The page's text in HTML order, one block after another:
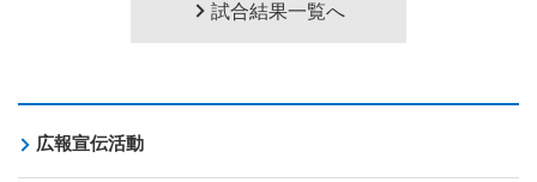
試合結果一覧へ
広報宣伝活動